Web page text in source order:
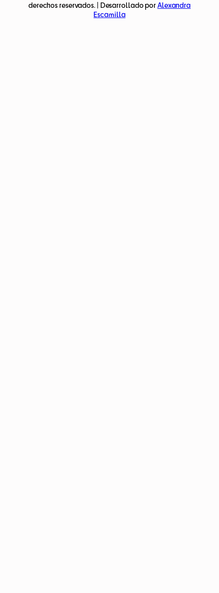
derechos reservados. | Desarrollado porAlexandra
Escamilla